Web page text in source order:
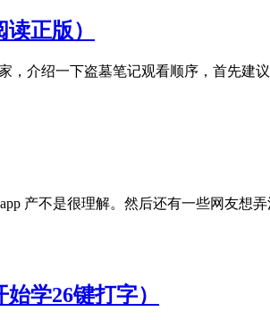
正版）
介绍一下盗墓笔记观看顺序，首先建
产不是很理解。然后还有一些网友想
学26键打字）